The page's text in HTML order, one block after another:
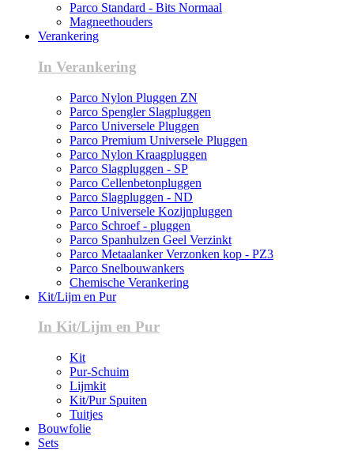
Parco Standard - Bits Normaal
Magneethouders
Verankering
In Verankering
Parco Nylon Pluggen ZN
Parco Spengler Slagpluggen
Parco Universele Pluggen
Parco Premium Universele Pluggen
Parco Nylon Kraagpluggen
Parco Slagpluggen - SP
Parco Cellenbetonpluggen
Parco Slagpluggen - ND
Parco Universele Kozijnpluggen
Parco Schroef - pluggen
Parco Spanhulzen Geel Verzinkt
Parco Metaalanker Verzonken kop - PZ3
Parco Snelbouwankers
Chemische Verankering
Kit/Lijm en Pur
In Kit/Lijm en Pur
Kit
Pur-Schuim
Lijmkit
Kit/Pur Spuiten
Tuitjes
Bouwfolie
Sets